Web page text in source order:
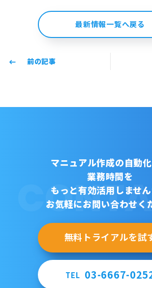
前の記事
最新情報一覧へ戻る
マニュアル作成の自動化
業務時間を
もっと有効活用しません
お気軽にお問い合わせく
無料トライアルを試
TEL 03-6667-